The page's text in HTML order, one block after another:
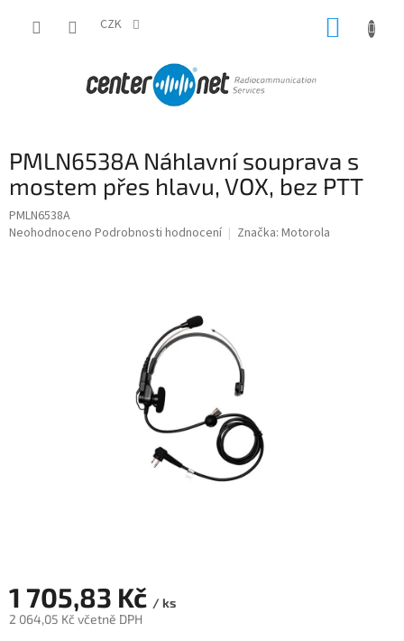
CZK
PMLN6538A Náhlavní souprava s
mostem přes hlavu, VOX, bez PTT
PMLN6538A
Průměrné
Neohodnoceno Podrobnosti hodnocení Značka: Motorola
1 705,83 Kč / ks
2 064,05 Kč včetně DPH